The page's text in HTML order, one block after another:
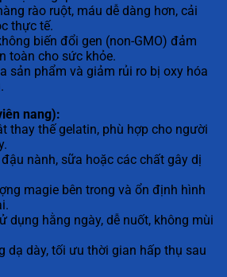
rào ruột, máu dễ dàng hơn, cải
thực tế.
biến đổi gen (non-GMO) đảm
toàn cho sức khỏe.
sản phẩm và giảm rủi ro bị oxy hóa
nang):
thay thế gelatin, phù hợp cho người
nành, sữa hoặc các chất gây dị
magie bên trong và ổn định hình
dụng hằng ngày, dễ nuốt, không mùi
dạ dày, tối ưu thời gian hấp thụ sau